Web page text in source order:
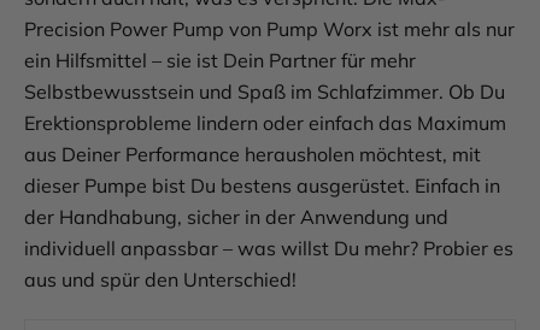
Precision Power Pump von Pump Worx ist mehr als nur
ein Hilfsmittel – sie ist Dein Partner für mehr
Selbstbewusstsein und Spaß im Schlafzimmer. Ob Du
Erektionsprobleme lindern oder einfach das Maximum
aus Deiner Performance herausholen möchtest, mit
dieser Pumpe bist Du bestens ausgerüstet. Einfach in
der Handhabung, sicher in der Anwendung und
individuell anpassbar – was willst Du mehr? Probier es
aus und spür den Unterschied!